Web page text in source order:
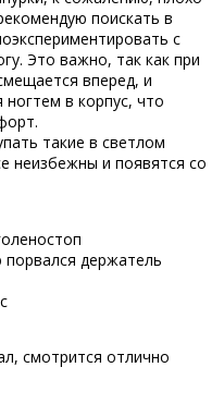
поискать в
с
Это важно, так как при
вперед, и
в корпус, что
такие в светлом
неизбежны и появятся со
держатель
смотрится отлично